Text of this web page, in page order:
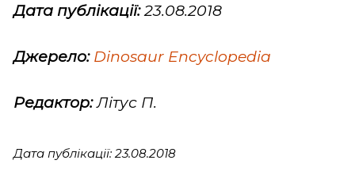
Дата публікації:23.08.2018
Джерело: Dinosaur Encyclopedia
Редактор:Літус П.
Дата публікації: 23.08.2018